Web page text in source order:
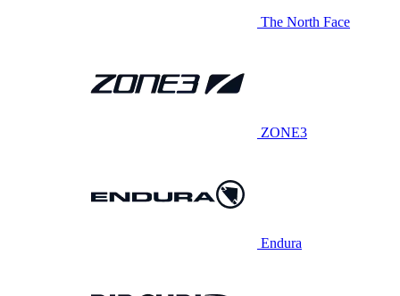
The North Face
ZONE3
Endura